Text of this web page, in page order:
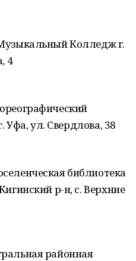
Колледж г.
4
Уфа, ул. Свердлова, 38
библиотека
р-н, с. Верхние
районная